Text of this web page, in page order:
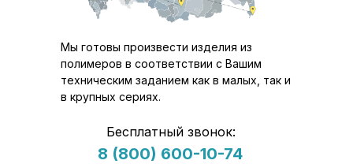
Мы готовы произвести изделия из
полимеров в соответствии с Вашим
техническим заданием как в малых, так и
в крупных сериях.
Бесплатный звонок:
8 (800) 600-10-74